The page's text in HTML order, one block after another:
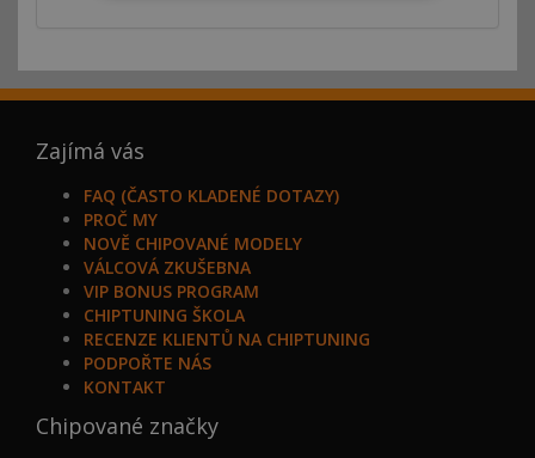
Zajímá vás
FAQ (ČASTO KLADENÉ DOTAZY)
PROČ MY
NOVĚ CHIPOVANÉ MODELY
VÁLCOVÁ ZKUŠEBNA
VIP BONUS PROGRAM
CHIPTUNING ŠKOLA
RECENZE KLIENTŮ NA CHIPTUNING
PODPOŘTE NÁS
KONTAKT
Chipované značky